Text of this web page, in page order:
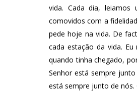
vida. Cada dia, leiamos
comovidos com a
pede hoje na vida. De
cada estação da vida.
quando tinha chegado,
Senhor está sempre
está sempre junto de nós.